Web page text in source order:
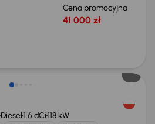
Cena promocyjna
41 000 zł
Diesel1.6 dCi118 kW